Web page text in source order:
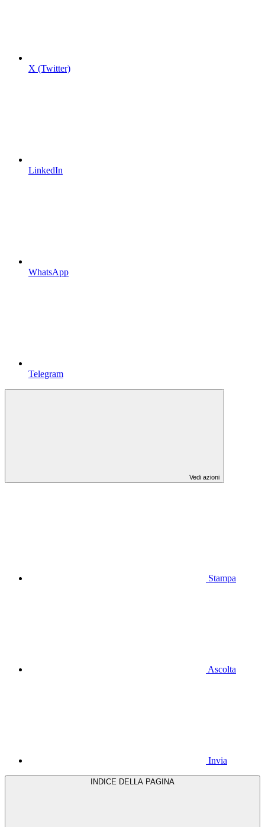
X (Twitter)
LinkedIn
WhatsApp
Telegram
Vedi azioni
Stampa
Ascolta
Invia